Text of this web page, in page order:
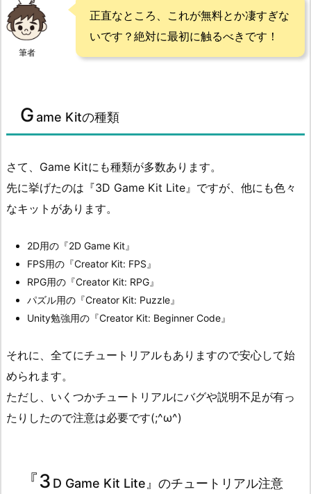
筆者
正直なところ、これが無料とか凄すぎな
いです？絶対に最初に触るべきです！
Game Kitの種類
さて、Game Kitにも種類が多数あります。
先に挙げたのは『3D Game Kit Lite』ですが、他にも色々
なキットがあります。
2D用の『2D Game Kit』
FPS用の『Creator Kit: FPS』
RPG用の『Creator Kit: RPG』
パズル用の『Creator Kit: Puzzle』
Unity勉強用の『Creator Kit: Beginner Code』
それに、全てにチュートリアルもありますので安心して始
められます。
ただし、いくつかチュートリアルにバグや説明不足が有っ
たりしたので注意は必要です(;^ω^)
『3 D Game Kit Lite』のチュートリアル注意